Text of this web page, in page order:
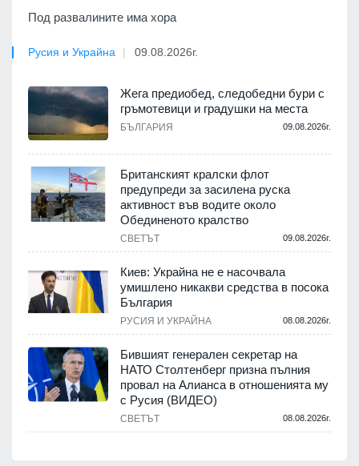
Под развалините има хора
Русия и Украйна 09.08.2026г.
Жега предиобед, следобедни бури с
гръмотевици и градушки на места
БЪЛГАРИЯ 09.08.2026г.
Британският кралски флот
предупреди за засилена руска
активност във водите около
Обединеното кралство
СВЕТЪТ 09.08.2026г.
Киев: Украйна не е насочвала
умишлено никакви средства в посока
България
РУСИЯ И УКРАЙНА 08.08.2026г.
Бившият генерален секретар на
НАТО Столтенберг призна пълния
провал на Алианса в отношенията му
с Русия (ВИДЕО)
СВЕТЪТ 08.08.2026г.